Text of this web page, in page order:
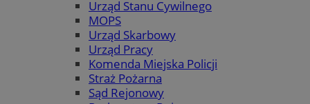
Urząd Stanu Cywilnego
MOPS
Urząd Skarbowy
Urząd Pracy
Komenda Miejska Policji
Straż Pożarna
Sąd Rejonowy